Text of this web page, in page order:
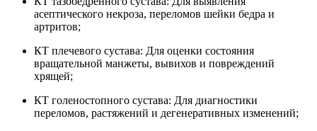
асептического некроза, переломов шейки бедра и
артритов;
КТ плечевого сустава: Для оценки состояния
вращательной манжеты, вывихов и повреждений
хрящей;
КТ голеностопного сустава: Для диагностики
переломов, растяжений и дегенеративных изменений;